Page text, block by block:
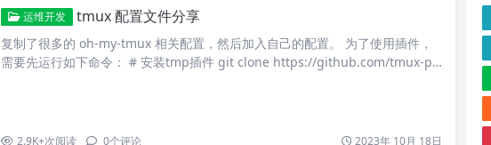
运维开发 tmux 配置文件分享
复制了很多的 oh-my-tmux 相关配置，然后加入自己的配置。 为了使用插件，
需要先运行如下命令： # 安装tmp插件 git clone https://github.com/tmux-pl
2.9K+次阅读 0个评论 2023年 10月 18日